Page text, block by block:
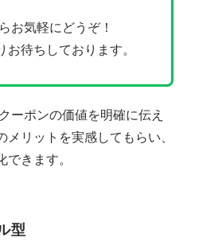
お気軽にどうぞ！
待ちしております。
ーポンの価値を明確に伝え
メリットを実感してもらい、
きます。
型